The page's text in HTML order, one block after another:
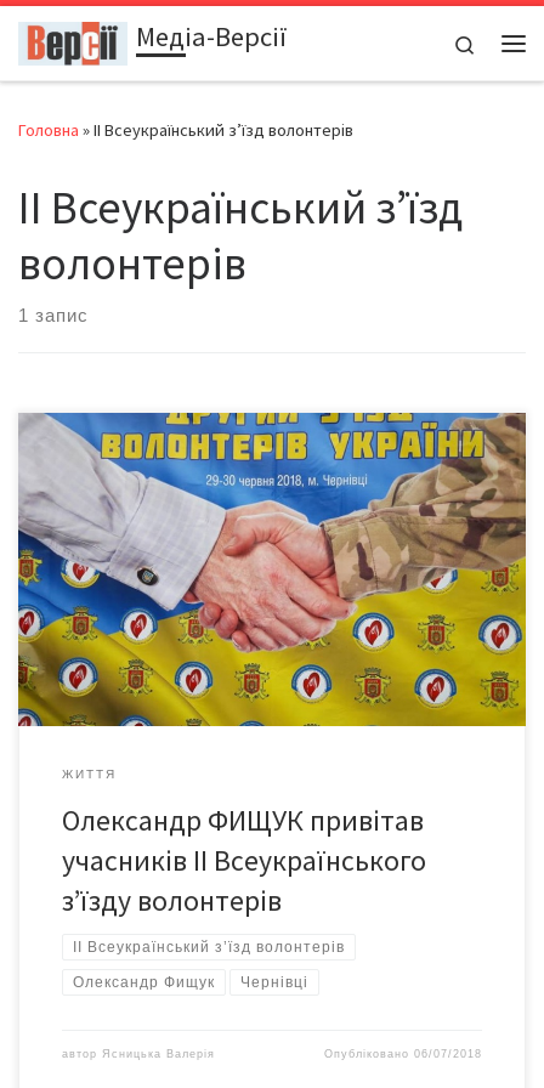
Перейти до вмістуМедіа-Версії
Search
Головна »II Всеукраїнський з’їзд волонтерів
II Всеукраїнський з’їзд
волонтерів
1 запис
У Чернівцях проходив II Всеукраїнський з’їзд волонтерів.
Організатори заходу – Всеукраїнське патріотичне об’єднання
«Волонтерський Рух України» та буковинські волонтери. У
його роботі взяв участь голова Чернівецької ОДА Олександр
ФИЩУК. Першим учасників з’їзду привітав митрополит
Чернівецький і Буковинський УПЦ КП Данило, зазначивши, що
волонтери – це щирі патріоти, «які відгукнулися на […]
ЖИТТЯ
Олександр ФИЩУК привітав
учасників ІІ Всеукраїнського
з’їзду волонтерів
II Всеукраїнський з’їзд волонтерів
Олександр Фищук Чернівці
автор Ясницька Валерія Опубліковано06/07/2018